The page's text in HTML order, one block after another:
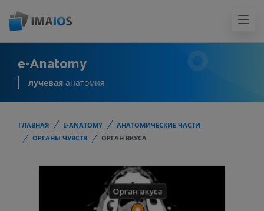
e-Anatomy
лучевая анатомия
ГЛАВНАЯ E-ANATOMY
АНАТОМИЧЕСКИЕ ЧАСТИ
ОРГАНЫ ЧУВСТВ
ОРГАН ВКУСА